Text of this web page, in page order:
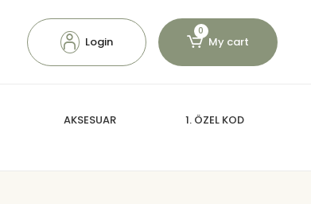
Login
0
My cart
AKSESUAR 1. ÖZEL KOD